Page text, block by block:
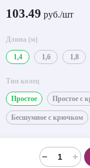
103.49 руб./шт
Длина (м)
1,4 1,6 1,8
Тип колец
Простое Простое с
Бесшумное с крючком